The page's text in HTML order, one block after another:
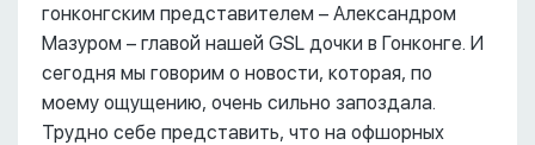
гонконгским представителем – Александром
Мазуром – главой нашей GSL дочки в Гонконге. И
сегодня мы говорим о новости, которая, по
моему ощущению, очень сильно запоздала.
Трудно себе представить, что на офшорных